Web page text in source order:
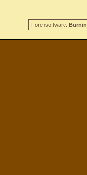
Forensoftware: